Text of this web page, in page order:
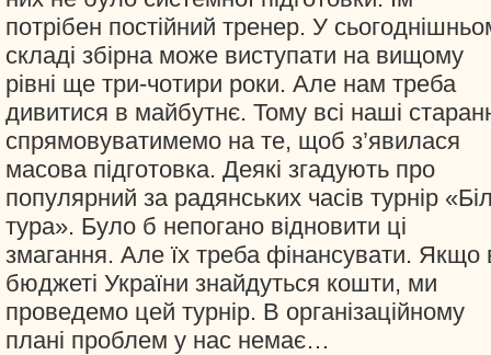
потрібен постійний тренер. У
складі збірна може виступати на вищому
рівні ще три-чотири роки. Але нам треба
дивитися в майбутнє. Тому всі наші
спрямовуватимемо на те, щоб з’явилася
масова підготовка. Деякі згадують про
популярний за радянських часів турнір
тура». Було б непогано відновити ці
змагання. Але їх треба фінансувати. Якщо
бюджеті України знайдуться кошти, ми
проведемо цей турнір. В організаційному
плані проблем у нас немає…